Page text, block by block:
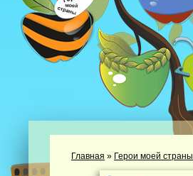
Главная » Герои моей страны